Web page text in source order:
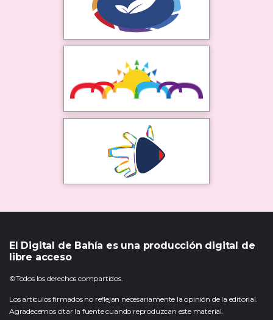
El Digital de Bahía es una producción digital de
libre acceso
©Todos los derechos compartidos.
Los artículos firmados no reflejan necesariamente la opinión de la editorial.
Agradecemos citar la fuente cuando reproduzcan este material.